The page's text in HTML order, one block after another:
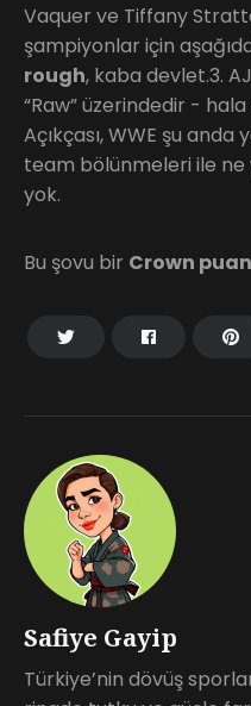
Safiye Gayip
Türkiye’nin dövüş
Vaquer ve Tiffany
şampiyonlar için
rough, kaba devlet.3.
“Raw” üzerindedir - hala
Açıkçası, WWE şu
team bölünmeleri ile ne
yok.
Bu şovu bir Crown puan